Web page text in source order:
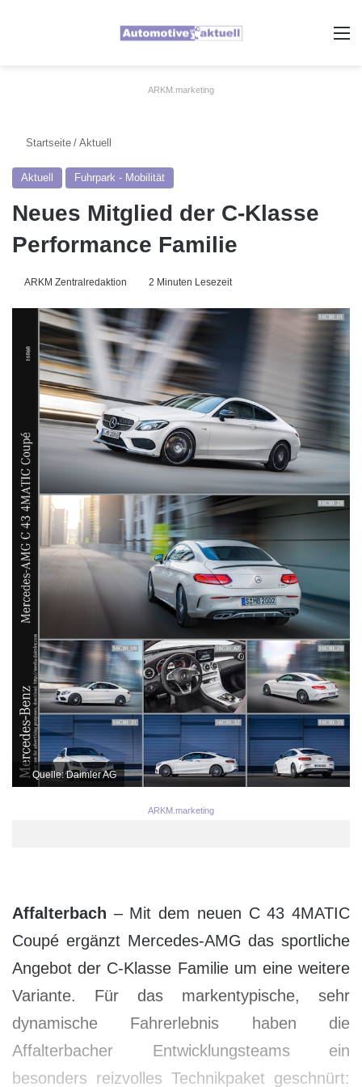
ARKM.marketing
Startseite / Aktuell
Aktuell Fuhrpark - Mobilität
Neues Mitglied der C-Klasse
Performance Familie
ARKM Zentralredaktion 2 Minuten Lesezeit
Quelle: Daimler AG
ARKM.marketing
Affalterbach – Mit dem neuen C 43 4MATIC
Coupé ergänzt Mercedes-AMG das sportliche
Angebot der C-Klasse Familie um eine weitere
Variante. Für das markentypische, sehr
dynamische Fahrerlebnis haben die
Affalterbacher Entwicklungsteams ein
besonders reizvolles Technikpaket geschnürt: